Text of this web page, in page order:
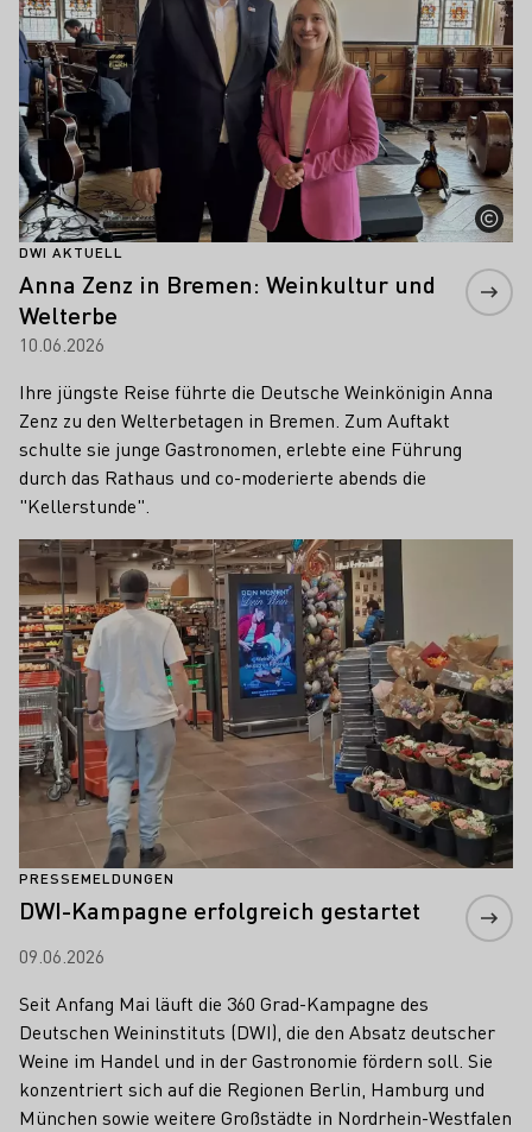
DWI AKTUELL
Anna Zenz in Bremen: Weinkultur und
Welterbe
10.06.2026
Ihre jüngste Reise führte die Deutsche Weinkönigin Anna
Zenz zu den Welterbetagen in Bremen. Zum Auftakt
schulte sie junge Gastronomen, erlebte eine Führung
durch das Rathaus und co-moderierte abends die
"Kellerstunde".
PRESSEMELDUNGEN
DWI-Kampagne erfolgreich gestartet
09.06.2026
Seit Anfang Mai läuft die 360 Grad-Kampagne des
Deutschen Weininstituts (DWI), die den Absatz deutscher
Weine im Handel und in der Gastronomie fördern soll. Sie
konzentriert sich auf die Regionen Berlin, Hamburg und
München sowie weitere Großstädte in Nordrhein-Westfalen
Mehr erfahren